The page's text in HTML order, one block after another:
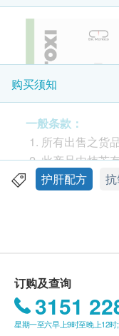
购买须知
一般条款：
所有出售之货
此产品由炜芝
如有任何争
HK$50运费。
我们将于确定
不排除运送时
护肝配方
订购及查询
3151
星期一至六早上9时至晚上12